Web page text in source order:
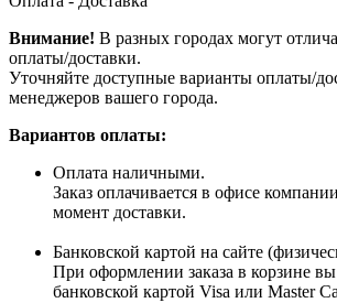
Внимание! В разных городах могут
оплаты/доставки.
Уточняйте доступные варианты оплаты/
менеджеров вашего города.
Вариантов оплаты:
Оплата наличными.
Заказ оплачивается в офисе
момент доставки.
Банковской картой на сайте
При оформлении заказа в корзине вы
банковской картой Visa или Master